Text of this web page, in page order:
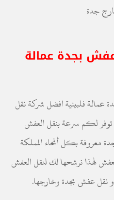
جدة
بجدة عمالة
فلبينية افضل شركة نقل
توفر لكم سرعة بنقل العفش
معروفة بكل أنحاء المملكة
لهذا نرشحها لك لنقل العفش
نقل عفش بجدة وخارجها.